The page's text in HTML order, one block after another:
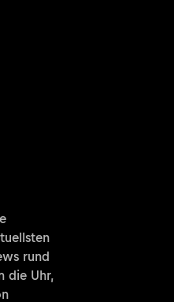
rund
die Uhr,